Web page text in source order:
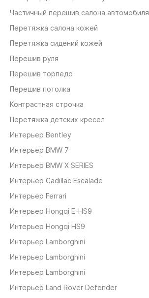
Частичный перешив салона автомобиля
Перетяжка салона кожей
Перетяжка сидений кожей
Перешив руля
Перешив торпедо
Перешив потолка
Контрастная строчка
Перетяжка детских кресел
Интерьер Bentley
Интерьер BMW 7
Интерьер BMW X SERIES
Интерьер Cadillac Escalade
Интерьер Ferrari
Интерьер Hongqi E-HS9
Интерьер Hongqi HS9
Интерьер Lamborghini
Интерьер Lamborghini
Интерьер Lamborghini
Интерьер Land Rover Defender